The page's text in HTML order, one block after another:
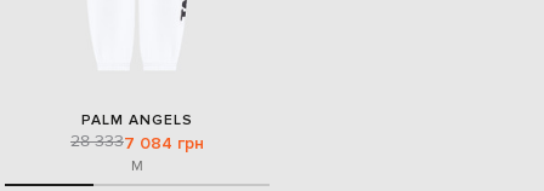
PALM ANGELS
28 3337 084 грн
M